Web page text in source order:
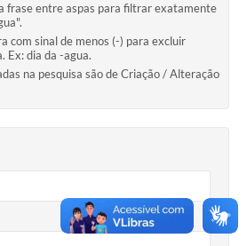
frase entre aspas para filtrar exatamente
com sinal de menos (-) para excluir
Ex: dia da -agua.
na pesquisa são de Criação / Alteração